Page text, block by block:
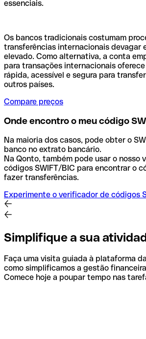
essenciais.
Os bancos tradicionais costumam
transferências internacionais devagar
elevado. Como alternativa, a conta
para transações internacionais
rápida, acessível e segura para
outros países.
Compare preços
Onde encontro o meu código
Na maioria dos casos, pode obter o
banco no extrato bancário.
Na Qonto, também pode usar o nosso
códigos SWIFT/BIC para encontrar o
fazer transferências.
Experimente o verificador de códigos
Simplifique a sua
Faça uma visita guiada à plataforma
como simplificamos a gestão
Comece hoje a poupar tempo nas